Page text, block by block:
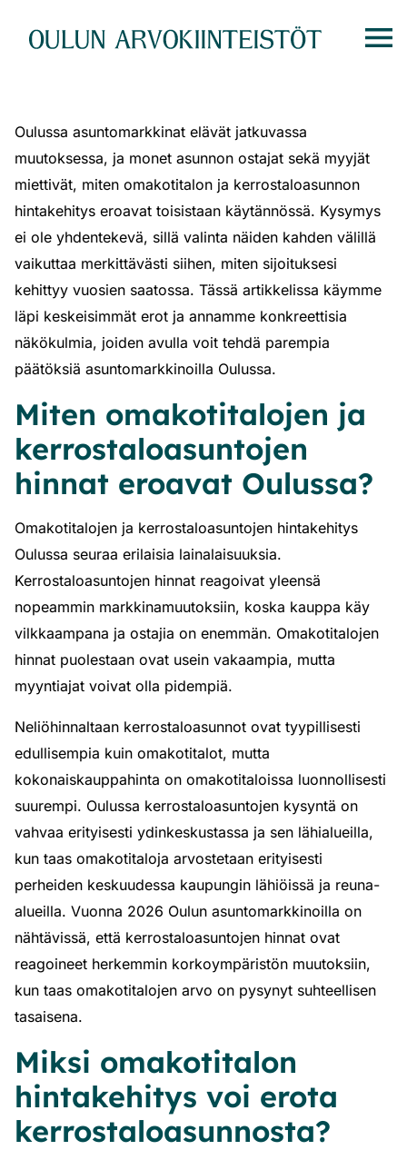
suoraan
Oulussa asuntomarkkinat elävät jatkuvassa
muutoksessa, ja monet asunnon ostajat sekä myyjät
miettivät, miten omakotitalon ja kerrostaloasunnon
hintakehitys eroavat toisistaan käytännössä. Kysymys
ei ole yhdentekevä, sillä valinta näiden kahden välillä
vaikuttaa merkittävästi siihen, miten sijoituksesi
kehittyy vuosien saatossa. Tässä artikkelissa käymme
läpi keskeisimmät erot ja annamme konkreettisia
näkökulmia, joiden avulla voit tehdä parempia
päätöksiä asuntomarkkinoilla Oulussa.
Miten omakotitalojen ja
kerrostaloasuntojen
hinnat eroavat Oulussa?
Omakotitalojen ja kerrostaloasuntojen hintakehitys
Oulussa seuraa erilaisia lainalaisuuksia.
Kerrostaloasuntojen hinnat reagoivat yleensä
nopeammin markkinamuutoksiin, koska kauppa käy
vilkkaampana ja ostajia on enemmän. Omakotitalojen
hinnat puolestaan ovat usein vakaampia, mutta
myyntiajat voivat olla pidempiä.
Neliöhinnaltaan kerrostaloasunnot ovat tyypillisesti
edullisempia kuin omakotitalot, mutta
kokonaiskauppahinta on omakotitaloissa luonnollisesti
suurempi. Oulussa kerrostaloasuntojen kysyntä on
vahvaa erityisesti ydinkeskustassa ja sen lähialueilla,
kun taas omakotitaloja arvostetaan erityisesti
perheiden keskuudessa kaupungin lähiöissä ja reuna-
alueilla. Vuonna 2026 Oulun asuntomarkkinoilla on
nähtävissä, että kerrostaloasuntojen hinnat ovat
reagoineet herkemmin korkoympäristön muutoksiin,
kun taas omakotitalojen arvo on pysynyt suhteellisen
tasaisena.
Miksi omakotitalon
hintakehitys voi erota
kerrostaloasunnosta?